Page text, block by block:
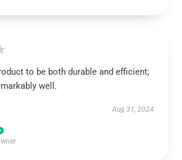
to be both durable and efficient;
well.
Aug 31, 2024